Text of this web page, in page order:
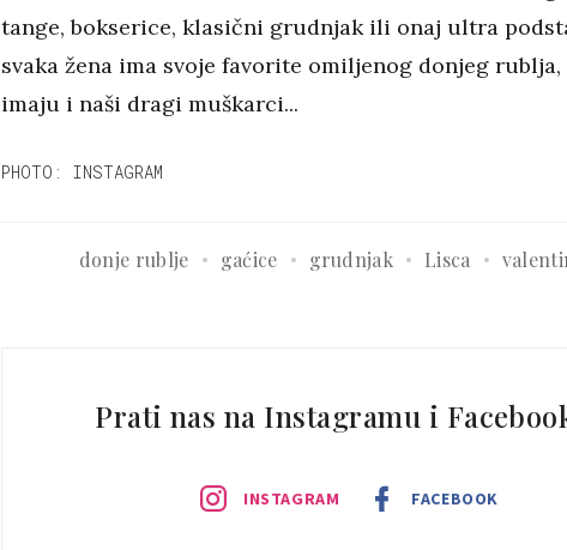
tange, bokserice, klasični grudnjak ili onaj ultra
svaka žena ima svoje favorite omiljenog donjeg
imaju i naši dragi muškarci...
PHOTO: INSTAGRAM
donje rublje gaćice grudnjak Lisca
Prati nas na Instagramu i
INSTAGRAM FACEBOOK